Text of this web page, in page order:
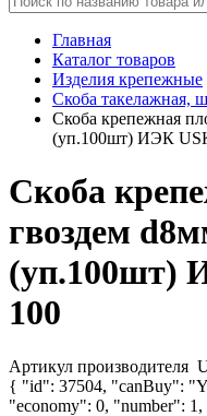
Главная
Каталог товаров
Изделия крепежные
Скоба такелажная,
Скоба крепежная
(уп.100шт) ИЭК
Скоба
гвоздем
(уп.100шт)
100
Артикул производителя
{ "id": 37504, "canBuy":
"economy": 0, "number":